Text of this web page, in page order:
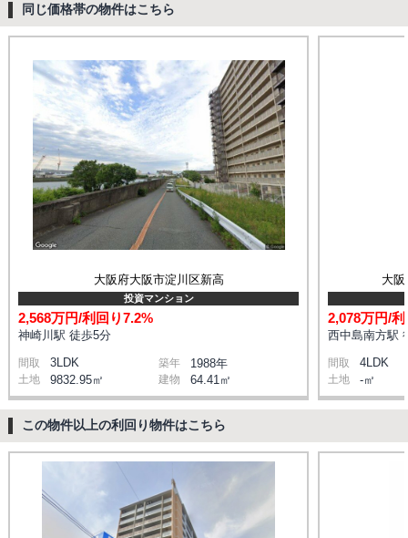
同じ価格帯の物件はこちら
大阪府大阪市淀川区新高
投資マンション
2,568万円/利回り7.2%
神崎川駅 徒歩5分
間取 3LDK 築年 1988年
土地 9832.95㎡ 建物 64.41㎡
大
2,078万円/
西中島南方駅
間取 4LDK
土地 -㎡
この物件以上の利回り物件はこちら